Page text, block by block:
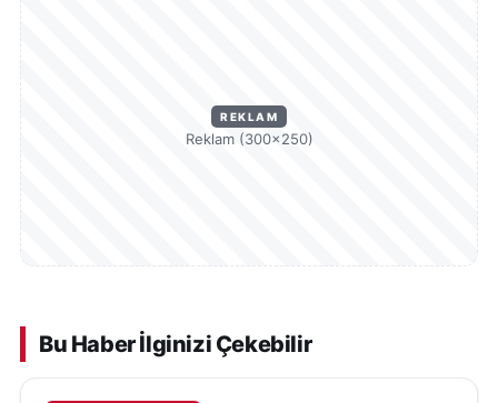
REKLAM
Reklam (300×250)
Bu Haber İlginizi Çekebilir